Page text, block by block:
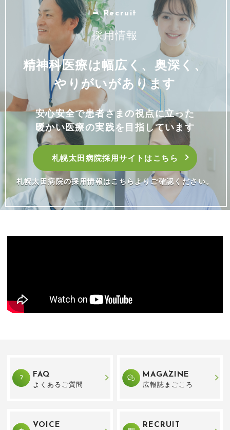
Recruit
採用情報
精神科医療は幅広く、奥深く、
やりがいがあります
安心安全で患者さまの視点に立った
暖かい医療の実践を目指しています
札幌太田病院採用サイトはこちら
札幌太田病院の採用情報はこちらよりご確認ください。
FAQ
よくあるご質問
MAGAZINE
広報誌まごころ
VOICE
RECRUIT